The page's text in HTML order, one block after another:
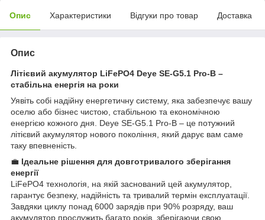
Опис Характеристики Відгуки про товар Доставка
Опис
Літієвий акумулятор LiFePO4 Deye SE-G5.1 Pro-B –
стабільна енергія на роки
Уявіть собі надійну енергетичну систему, яка забезпечує вашу
оселю або бізнес чистою, стабільною та економічною
енергією кожного дня. Deye SE-G5.1 Pro-B – це потужний
літієвий акумулятор нового покоління, який дарує вам саме
таку впевненість.
💼 Ідеальне рішення для довготривалого зберігання
енергії
LiFePO4 технологія, на якій заснований цей акумулятор,
гарантує безпеку, надійність та тривалий термін експлуатації.
Завдяки циклу понад 6000 зарядів при 90% розряду, ваш
акумулятор прослужить багато років, зберігаючи свою